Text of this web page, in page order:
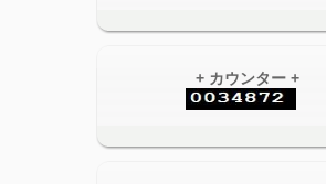
+ カウンター +